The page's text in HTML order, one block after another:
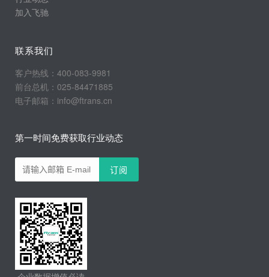
加入飞驰
联系我们
客户热线：400-083-9981
前台总机：025-84471885
电子邮箱：info@ftrans.cn
第一时间免费获取行业动态